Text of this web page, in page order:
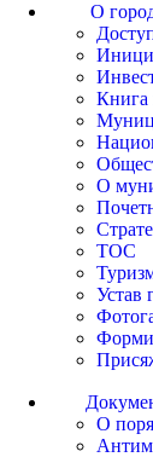
О
Книга
О
ТОС
Устав
О